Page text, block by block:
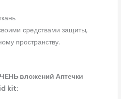
средствами защиты,
пространству.
вложений Аптечки
kit: